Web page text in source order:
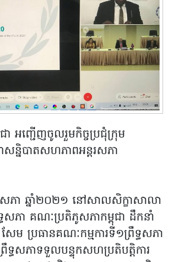
អញ្ជើញចូលរួមកិច្ចប្រជុំក្រុម
សន្និបាតសហភាពអន្តរសភា
ភា ឆ្នាំ២០២១ នៅសាលសិក្ខាសាលា
សភា គណៈប្រតិភូសភាកម្ពុជា ដឹកនាំ
ម ប្រធានគណៈកម្មការទី១ព្រឹទ្ធសភា
ទ្ធសភាទទួលបន្ទុកសហប្រតិបត្តិការ